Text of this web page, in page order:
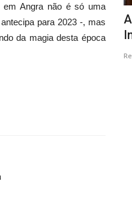
em Angra não é só uma
para 2023 -, mas
da magia desta época
WorldTour na